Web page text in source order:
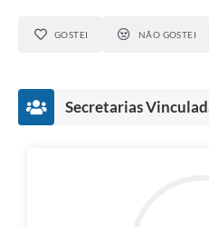
GOSTEI NÃO GOSTEI
Secretarias